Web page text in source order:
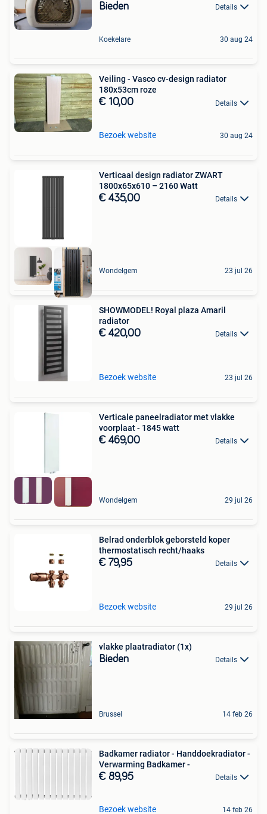
Bieden Details
Koekelare 30 aug 24
Veiling - Vasco cv-design radiator
180x53cm roze
€ 10,00 Details
Bezoek website 30 aug 24
Verticaal design radiator ZWART
1800x65x610 – 2160 Watt
€ 435,00 Details
Wondelgem 23 jul 26
SHOWMODEL! Royal plaza Amaril
radiator
€ 420,00 Details
Bezoek website 23 jul 26
Verticale paneelradiator met vlakke
voorplaat - 1845 watt
€ 469,00 Details
Wondelgem 29 jul 26
Belrad onderblok geborsteld koper
thermostatisch recht/haaks
€ 79,95 Details
Bezoek website 29 jul 26
vlakke plaatradiator (1x)
Bieden Details
Brussel 14 feb 26
Badkamer radiator - Handdoekradiator -
Verwarming Badkamer -
€ 89,95 Details
Bezoek website 14 feb 26